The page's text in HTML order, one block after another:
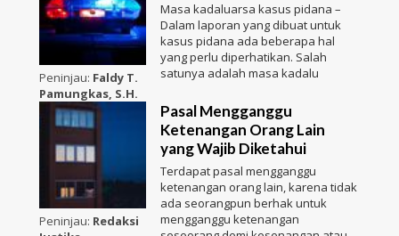
Peninjau: Faldy T.
Pamungkas, S.H.
Masa kadaluarsa kasus pidana –
Dalam laporan yang dibuat untuk
kasus pidana ada beberapa hal
yang perlu diperhatikan. Salah
satunya adalah masa kadalu
Peninjau: Redaksi
Pasal Mengganggu
Ketenangan Orang Lain
yang Wajib Diketahui
Terdapat pasal mengganggu
ketenangan orang lain, karena tidak
ada seorangpun berhak untuk
mengganggu ketenangan